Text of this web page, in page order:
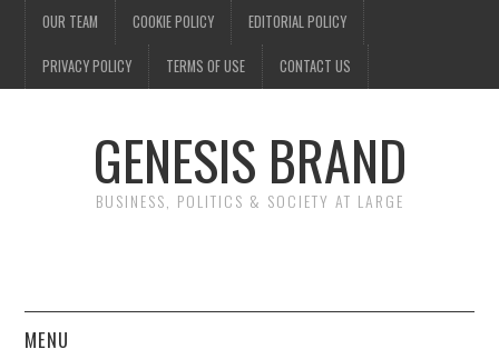
OUR TEAM COOKIE POLICY EDITORIAL POLICY
PRIVACY POLICY TERMS OF USE CONTACT US
GENESIS BRAND
BUSINESS, POLITICS & SOCIETY AT LARGE
MENU